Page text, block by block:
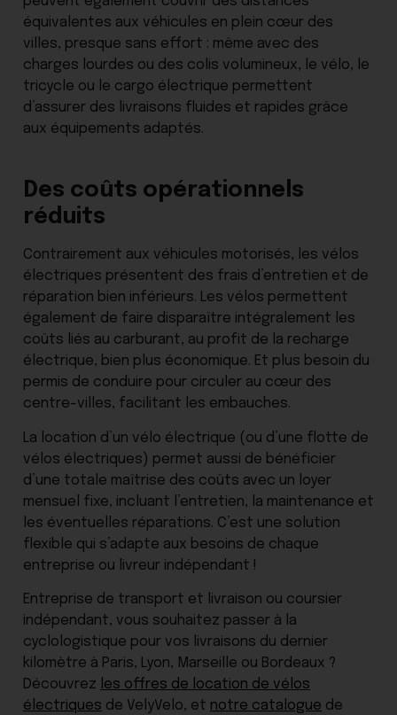
équivalentes aux véhicules en plein cœur des
villes, presque sans effort : même avec des
charges lourdes ou des colis volumineux, le vélo, le
tricycle ou le cargo électrique permettent
d’assurer des livraisons fluides et rapides grâce
aux équipements adaptés.
Des coûts opérationnels
réduits
Contrairement aux véhicules motorisés, les vélos
électriques présentent des frais d’entretien et de
réparation bien inférieurs. Les vélos permettent
également de faire disparaître intégralement les
coûts liés au carburant, au profit de la recharge
électrique, bien plus économique. Et plus besoin du
permis de conduire pour circuler au cœur des
centre-villes, facilitant les embauches.
La location d’un vélo électrique (ou d’une flotte de
vélos électriques) permet aussi de bénéficier
d’une totale maîtrise des coûts avec un loyer
mensuel fixe, incluant l’entretien, la maintenance et
les éventuelles réparations. C’est une solution
flexible qui s’adapte aux besoins de chaque
entreprise ou livreur indépendant !
Entreprise de transport et livraison ou coursier
indépendant, vous souhaitez passer à la
cyclologistique pour vos livraisons du dernier
kilomètre à Paris, Lyon, Marseille ou Bordeaux ?
Découvrez les offres de location de vélos
électriques de VelyVelo, et notre catalogue de